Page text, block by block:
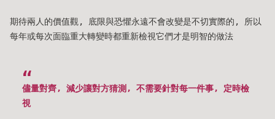
期待兩人的價值觀, 底限與恐懼永遠不會改變是不切實際的, 所以
每年或每次面臨重大轉變時都重新檢視它們才是明智的做法
儘量對齊, 減少讓對方猜測, 不需要針對每一件事, 定時檢
視